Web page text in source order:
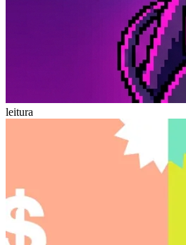
leitura